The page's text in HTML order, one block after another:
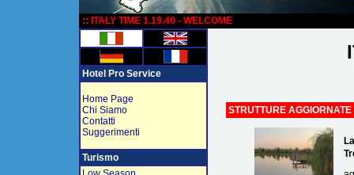
:: ITALY TIME 1.19.40 - WELCOME
Hotel Pro Service
Home Page
Chi Siamo
Contatti
Suggerimenti
Turismo
STRUTTURE